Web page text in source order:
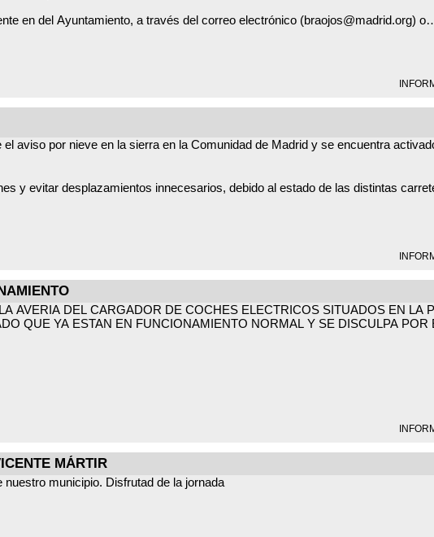
dar un paseo por el pueblo con lo elaborado y...¡¡a jugar en la plaza!!!
en del Ayuntamiento, a través del correo electrónico (braojos@madrid.org) o
aviso por nieve en la sierra en la Comunidad de Madrid y se encuentra
y evitar desplazamientos innecesarios, debido al estado de las distintas
su comprensión y al personal su dedicación durante todos estos días
de hoy en el Ayuntamiento o podéis comunicaros directamente con el
AVERIA DEL CARGADOR DE COCHES ELECTRICOS SITUADOS EN LA
QUE YA ESTAN EN FUNCIONAMIENTO NORMAL Y SE DISCULPA POR
MÁRTIR
municipio. Disfrutad de la jornada